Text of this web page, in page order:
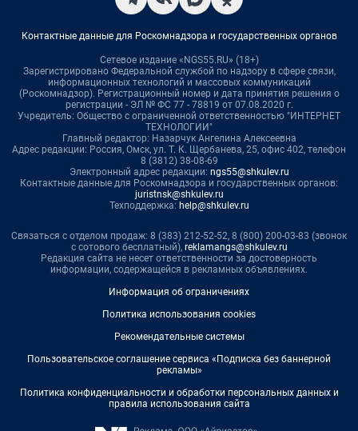
Контактные данные для Роскомнадзора и государственных органов
Сетевое издание «NGS55.RU» (18+)
Зарегистрировано Федеральной службой по надзору в сфере связи,
информационных технологий и массовых коммуникаций
(Роскомнадзор). Регистрационный номер и дата принятия решения о
регистрации - ЭЛ № ФС 77 - 78819 от 07.08.2020 г.
Учредитель: Общество с ограниченной ответственностью "ИНТЕРНЕТ
ТЕХНОЛОГИИ"
Главный редактор: Назарчук Ангелина Алексеевна
Адрес редакции: Россия, Омск, ул. Т. К. Щербанева, 25, офис 402, телефон
8 (3812) 38-08-69
Электронный адрес редакции: ngs55@shkulev.ru
Контактные данные для Роскомнадзора и государственных органов:
juristnsk@shkulev.ru
Техподдержка: help@shkulev.ru
Связаться с отделом продаж: 8 (383) 212-52-52, 8 (800) 200-03-83 (звонок
с сотового бесплатный), reklamangs@shkulev.ru
Редакция сайта не несет ответственности за достоверность
информации, содержащейся в рекламных объявлениях.
Информация об ограничениях
Политика использования cookies
Рекомендательные системы
Пользовательское соглашение сервиса «Подписка без баннерной
рекламы»
Политика конфиденциальности и обработки персональных данных и
правила использования сайта